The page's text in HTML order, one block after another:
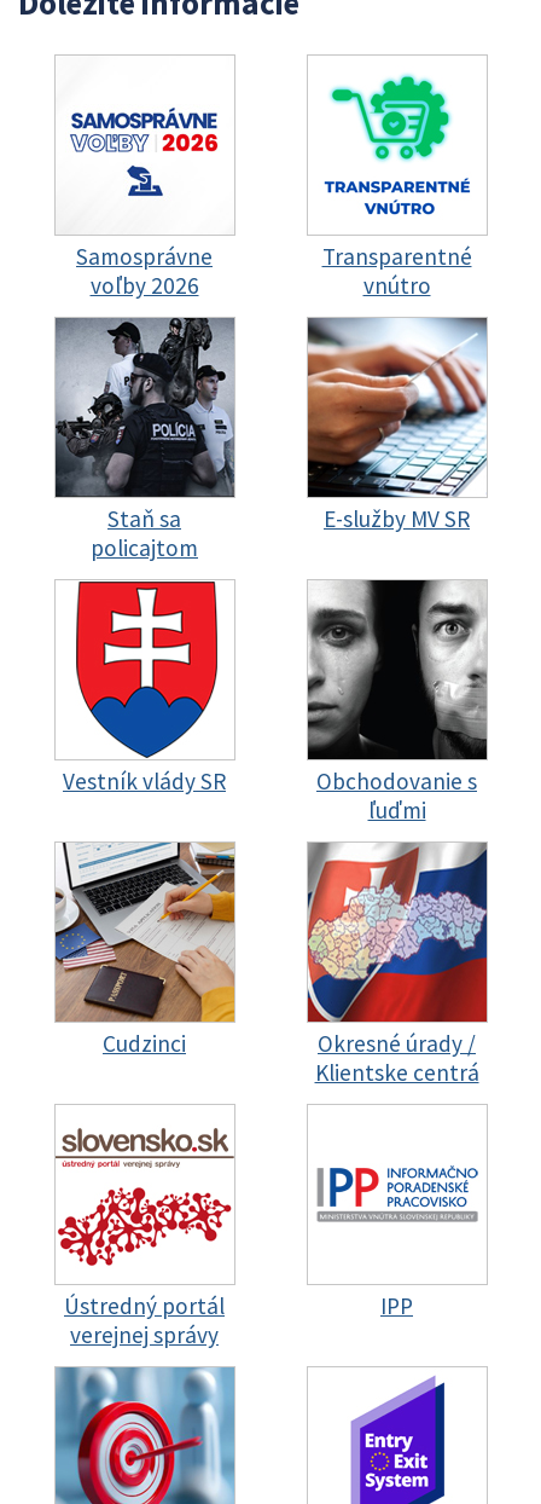
Samosprávne
voľby 2026
Transparentné
vnútro
Staň sa
policajtom
E-služby MV SR
Vestník vlády SR
Obchodovanie s
ľuďmi
Cudzinci
Okresné úrady /
Klientske centrá
Ústredný portál
verejnej správy
IPP